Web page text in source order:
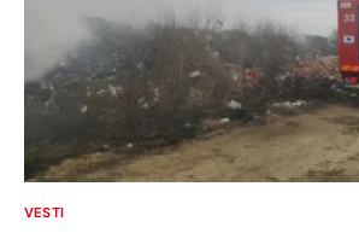
VESTI